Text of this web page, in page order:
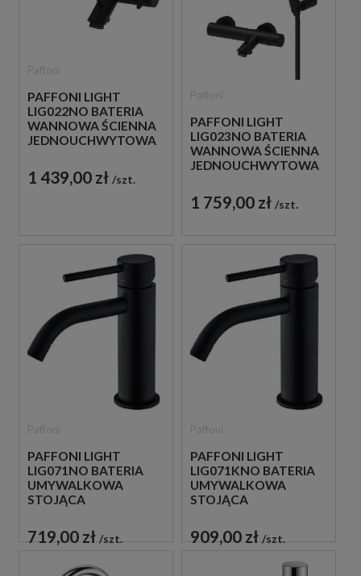
PAFFONI LIGHT
LIG022NO BATERIA
WANNOWA ŚCIENNA
JEDNOUCHWYTOWA
1 439,00 zł szt.
PAFFONI LIGHT
LIG023NO BATERIA
WANNOWA ŚCIENNA
JEDNOUCHWYTOWA
1 759,00 zł szt.
PAFFONI LIGHT
LIG071NO BATERIA
UMYWALKOWA
STOJĄCA
CZARNA
719,00 zł szt.
PAFFONI LIGHT
LIG071KNO BATERIA
UMYWALKOWA
STOJĄCA
CZARNA
909,00 zł szt.